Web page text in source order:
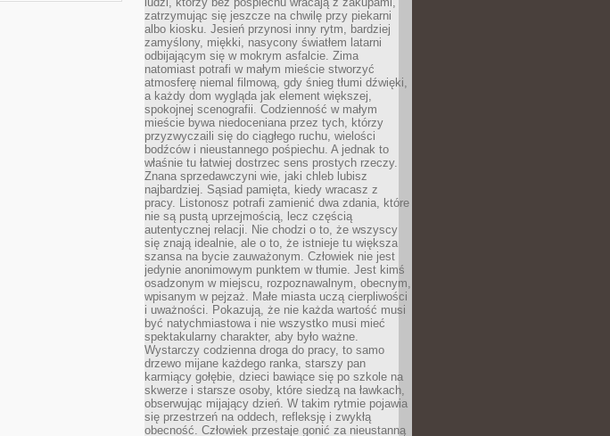
zatrzymując się jeszcze na chwilę przy piekarni
albo kiosku. Jesień przynosi inny rytm, bardziej
zamyślony, miękki, nasycony światłem latarni
odbijającym się w mokrym asfalcie. Zima
natomiast potrafi w małym mieście stworzyć
atmosferę niemal filmową, gdy śnieg tłumi dźwięki,
a każdy dom wygląda jak element większej,
spokojnej scenografii. Codzienność w małym
mieście bywa niedoceniana przez tych, którzy
przyzwyczaili się do ciągłego ruchu, wielości
bodźców i nieustannego pośpiechu. A jednak to
właśnie tu łatwiej dostrzec sens prostych rzeczy.
Znana sprzedawczyni wie, jaki chleb lubisz
najbardziej. Sąsiad pamięta, kiedy wracasz z
pracy. Listonosz potrafi zamienić dwa zdania, które
nie są pustą uprzejmością, lecz częścią
autentycznej relacji. Nie chodzi o to, że wszyscy
się znają idealnie, ale o to, że istnieje tu większa
szansa na bycie zauważonym. Człowiek nie jest
jedynie anonimowym punktem w tłumie. Jest kimś
osadzonym w miejscu, rozpoznawalnym, obecnym,
wpisanym w pejzaż. Małe miasta uczą cierpliwości
i uważności. Pokazują, że nie każda wartość musi
być natychmiastowa i nie wszystko musi mieć
spektakularny charakter, aby było ważne.
Wystarczy codzienna droga do pracy, to samo
drzewo mijane każdego ranka, starszy pan
karmiący gołębie, dzieci bawiące się po szkole na
skwerze i starsze osoby, które siedzą na ławkach,
obserwując mijający dzień. W takim rytmie pojawia
się przestrzeń na oddech, refleksję i zwykłą
obecność. Człowiek przestaje gonić za nieustanną